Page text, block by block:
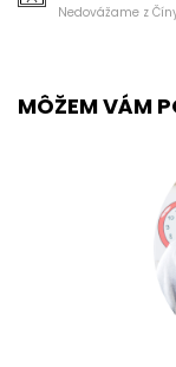
Nedovážame z
MÔŽEM VÁM